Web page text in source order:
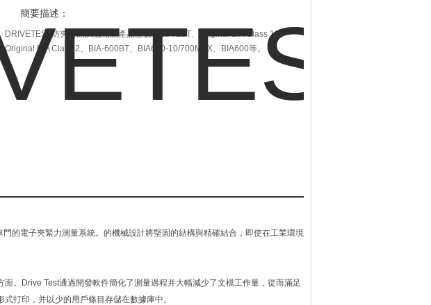
簡要描述：
DRIVETEST防夾力測試儀相關產品型號：BIA-1BT、Original BIA Class 1、
Original BIA Class 2、BIA-600BT、BIA600-10/700MAX、BIA600等。
的電子夾緊力測量系統。的機械設計將堅固的結構與精確結合，即使在工業環境
。Drive Test通過開發軟件簡化了測量過程并大幅減少了文檔工作量，從而滿足
打印，并以少的用戶條目存儲在數據庫中。